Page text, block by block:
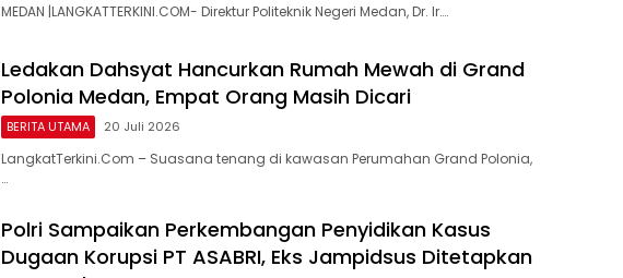
MEDAN |LANGKATTERKINI.COM- Direktur Politeknik Negeri Medan, Dr. Ir….
Ledakan Dahsyat Hancurkan Rumah Mewah di Grand
Polonia Medan, Empat Orang Masih Dicari
BERITA UTAMA 20 Juli 2026
LangkatTerkini.Com – Suasana tenang di kawasan Perumahan Grand Polonia,
…
Polri Sampaikan Perkembangan Penyidikan Kasus
Dugaan Korupsi PT ASABRI, Eks Jampidsus Ditetapkan